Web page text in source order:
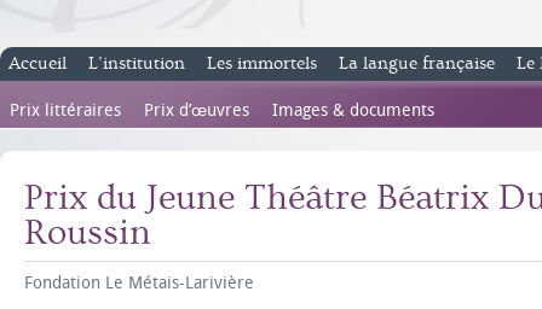
Accueil L’institution Les immortels La langue française Le
Prix littéraires Prix d’œuvres Images & documents
Prix du Jeune Théâtre Béatrix
Roussin
Fondation Le Métais-Larivière